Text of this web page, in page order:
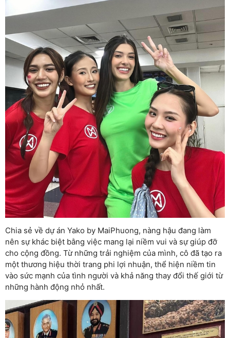
Chia sẻ về dự án Yako by MaiPhuong, nàng hậu đang làm
nên sự khác biệt bằng việc mang lại niềm vui và sự giúp đỡ
cho cộng đồng. Từ những trải nghiệm của mình, cô đã tạo ra
một thương hiệu thời trang phi lợi nhuận, thể hiện niềm tin
vào sức mạnh của tình người và khả năng thay đổi thế giới từ
những hành động nhỏ nhất.